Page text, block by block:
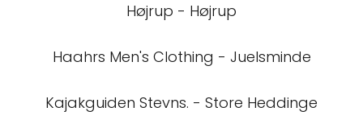
Højrup - Højrup
Haahrs Men's Clothing - Juelsminde
Kajakguiden Stevns. - Store Heddinge